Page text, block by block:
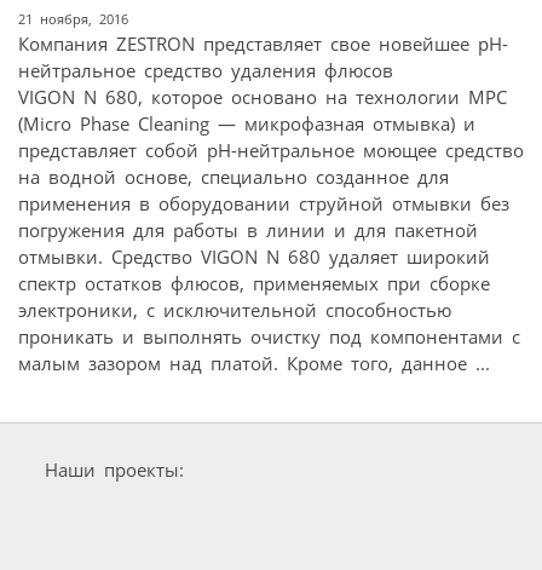
21 ноября, 2016
Компания ZESTRON представляет свое новейшее pH-
нейтральное средство удаления флюсов
VIGON N 680, которое основано на технологии MPC
(Micro Phase Cleaning — микрофазная отмывка) и
представляет собой pH-нейтральное моющее средство
на водной основе, специально созданное для
применения в оборудовании струйной отмывки без
погружения для работы в линии и для пакетной
отмывки. Средство VIGON N 680 удаляет широкий
спектр остатков флюсов, применяемых при сборке
электроники, с исключительной способностью
проникать и выполнять очистку под компонентами с
малым зазором над платой. Кроме того, данное ...
Наши проекты: